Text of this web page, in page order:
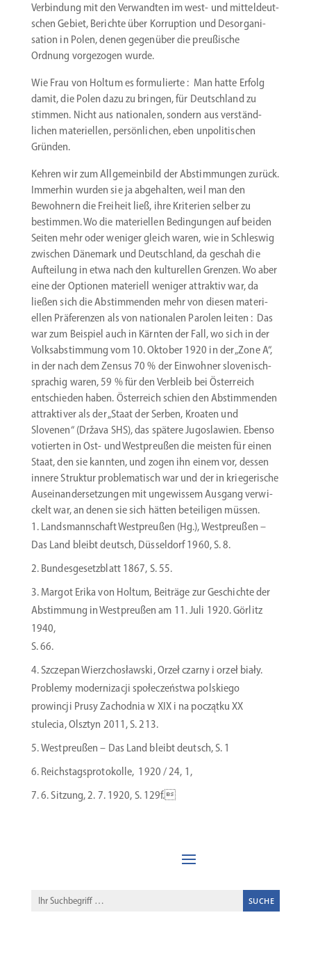
Verbindung mit den Verwandten im west- und mittel­deut­
schen Gebiet, Berichte über Korruption und Desor­ga­ni­
sation in Polen, denen gegenüber die preußische
Ordnung vorge­zogen wurde.
Wie Frau von Holtum es formu­lierte : Man hatte Erfolg
damit, die Polen dazu zu bringen, für Deutschland zu
stimmen. Nicht aus natio­nalen, sondern aus verständ­
lichen materi­ellen, persön­lichen, eben unpoli­ti­schen
Gründen.
Kehren wir zum Allge­meinbild der Abstim­mungen zurück.
Immerhin wurden sie ja abgehalten, weil man den
Bewohnern die Freiheit ließ, ihre Kriterien selber zu
bestimmen. Wo die materi­ellen Bedin­gungen auf beiden
Seiten mehr oder weniger gleich waren, wie in Schleswig
zwischen Dänemark und Deutschland, da geschah die
Aufteilung in etwa nach den kultu­rellen Grenzen. Wo aber
eine der Optionen materiell weniger attraktiv war, da
ließen sich die Abstim­menden mehr von diesen materi­
ellen Präfe­renzen als von natio­nalen Parolen leiten : Das
war zum Beispiel auch in Kärnten der Fall, wo sich in der
Volks­ab­stimmung vom 10. Oktober 1920 in der „Zone A“,
in der nach dem Zensus 70 % der Einwohner slove­nisch­
sprachig waren, 59 % für den Verbleib bei Öster­reich
entschieden haben. Öster­reich schien den Abstim­menden
attrak­tiver als der „Staat der Serben, Kroaten und
Slovenen“ (Država SHS), das spätere Jugoslawien. Ebenso
votierten in Ost- und Westpreußen die meisten für einen
Staat, den sie kannten, und zogen ihn einem vor, dessen
innere Struktur proble­ma­tisch war und der in kriege­rische
Ausein­an­der­set­zungen mit ungewissem Ausgang verwi­
ckelt war, an denen sie sich hätten betei­ligen müssen.
Lands­mann­schaft Westpreußen (Hg.), Westpreußen –
Das Land bleibt deutsch, Düsseldorf 1960, S. 8.
Bundes­ge­setz­blatt 1867, S. 55.
Margot Erika von Holtum, Beiträge zur Geschichte der
Abstimmung in Westpreußen am 11. Juli 1920. Görlitz
1940,
S. 66.
Szczepan Wierz­chosławski, Orzeł czarny i orzeł biały.
Problemy moder­ni­zacji społec­zeństwa polskiego
prowincji Prusy Zachodnia w XIX i na początku XX
stulecia, Olsztyn 2011, S. 213.
Westpreußen – Das Land bleibt deutsch, S. 1
Reichs­tags­pro­to­kolle, 1920 / 24, 1,
6. Sitzung, 2. 7. 1920, S. 129f.